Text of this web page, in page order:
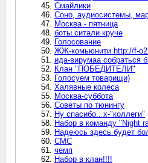
Смайлики
Соно, аудиосистемы,
Москва - пятница
боты ситали круче
Голосование
ЖЖ-комьюнити http://f-
ида-вирумаа собраться
Клан "ПОБЕДИТЕЛИ"
Голосуем товарищи)
Халявные колеса
Москва-суббота
Советы по тюнингу
Ну спасибо.. х-"коллеги"
Набор в команду "Night
Надеюсь здесь будет
СМС
чемп
Набор в клан!!!!